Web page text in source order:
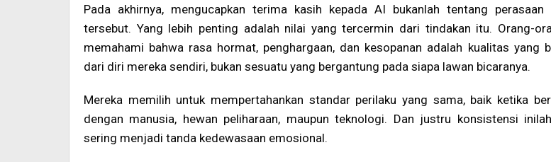
Pada akhirnya, mengucapkan terima kasih kepada AI bukanlah tentang perasaan
tersebut. Yang lebih penting adalah nilai yang tercermin dari tindakan itu. Orang-
memahami bahwa rasa hormat, penghargaan, dan kesopanan adalah kualitas yang
dari diri mereka sendiri, bukan sesuatu yang bergantung pada siapa lawan bicaranya.
Mereka memilih untuk mempertahankan standar perilaku yang sama, baik ketika
dengan manusia, hewan peliharaan, maupun teknologi. Dan justru konsistensi
sering menjadi tanda kedewasaan emosional.